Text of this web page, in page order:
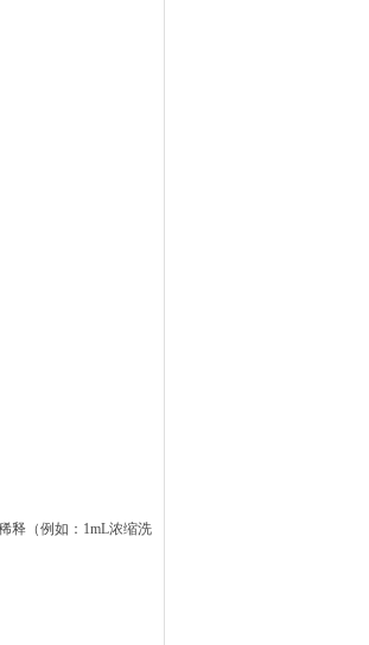
释（例如：1mL浓缩洗